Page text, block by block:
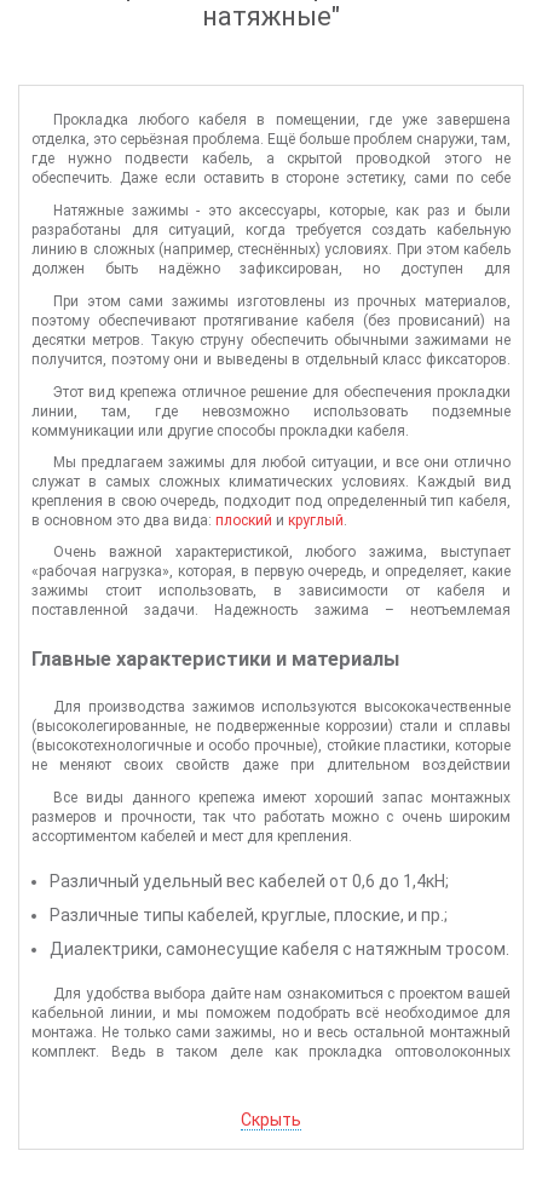
натяжные"
Прокладка любого кабеля в помещении, где уже завершена
отделка, это серьёзная проблема. Ещё больше проблем снаружи, там,
где нужно подвести кабель, а скрытой проводкой этого не
обеспечить. Даже если оставить в стороне эстетику, сами по себе
кабельные каналы и лотки требуют надёжной фиксации и выглядят
весьма некрасиво. Кажется безвыходная ситуация, но сейчас
появился выход из этой ситуации. Давайте посмотрим, что мы
предлагаем для прокладки оптоволоконных кабелей и как это
можно использовать.
Натяжные зажимы - это аксессуары, которые, как раз и были
разработаны для ситуаций, когда требуется создать кабельную
линию в сложных (например, стеснённых) условиях. При этом кабель
должен быть надёжно зафиксирован, но доступен для
кабелей в сложных пролётах.Оптоволокно
, как относительно новый
вид кабельной прокладки, как раз больше всего подходит для
прокладки при помощи такого крепежа.
При этом сами зажимы изготовлены из прочных материалов,
поэтому обеспечивают протягивание кабеля (без провисаний) на
десятки метров. Такую струну обеспечить обычными зажимами не
получится, поэтому они и выведены в отдельный класс фиксаторов.
технологичны и просты для монтажных работ. Фактически большую
часть работы может выполнить один человек.
Этот вид крепежа отличное решение для обеспечения прокладки
линии, там, где невозможно использовать подземные
коммуникации или другие способы прокладки кабеля.
Мы предлагаем зажимы для любой ситуации, и все они отлично
служат в самых сложных климатических условиях. Каждый вид
крепления в свою очередь, подходит под определенный тип кабеля,
в основном это два вида: плоский и круглый
Очень важной характеристикой, любого зажима, выступает
«рабочая нагрузка», которая, в первую очередь, и определяет, какие
зажимы стоит использовать, в зависимости от кабеля и
поставленной задачи. Надежность зажима – неотъемлемая
Главные характеристики и материалы
Для производства зажимов используются высококачественные
(высоколегированные, не подверженные коррозии) стали и сплавы
(высокотехнологичные и особо прочные), стойкие пластики, которые
не меняют своих свойств даже при длительном воздействии
сохраняют прочность при температурах до минус 52 градусов.
Все виды данного крепежа имеют хороший запас монтажных
размеров и прочности, так что работать можно с очень широким
ассортиментом кабелей и мест для крепления.
Различный удельный вес кабелей от 0,6 до 1,4кН;
Различные типы кабелей, круглые, плоские, и пр.;
Диалектрики, самонесущие кабеля с натяжным тросом.
Для удобства выбора дайте нам ознакомиться с проектом вашей
кабельной линии, и мы поможем подобрать всё необходимое для
монтажа. Не только сами зажимы, но и весь остальной монтажный
комплект. Ведь в таком деле как прокладка оптоволоконных
Скрыть